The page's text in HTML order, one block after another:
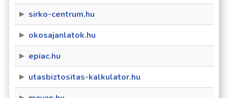
sirko-centrum.hu
okosajanlatok.hu
epiac.hu
utasbiztositas-kalkulator.hu